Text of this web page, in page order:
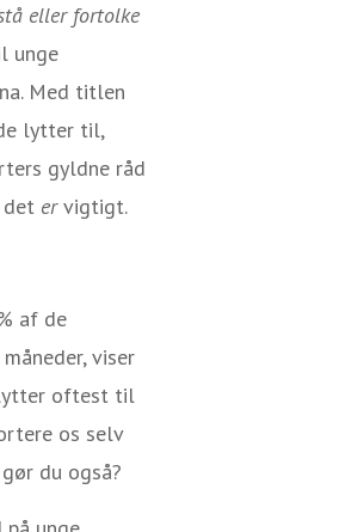
eller fortolke
unge
Med titlen
lytter til,
gyldne råd
det ervigtigt.
af de
viser
lytter oftest til
os selv
du også?